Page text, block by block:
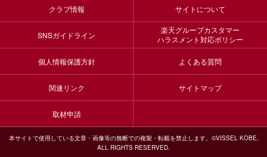
クラブ情報 サイトについて
SNSガイドライン
楽天グループカスタマー
ハラスメント対応ポリシー
個人情報保護方針 よくある質問
関連リンク サイトマップ
取材申請
本サイトで使用している文章・画像等の無断での複製・転載を禁止します。©VISSEL KOBE,
ALL RIGHTS RESERVED.